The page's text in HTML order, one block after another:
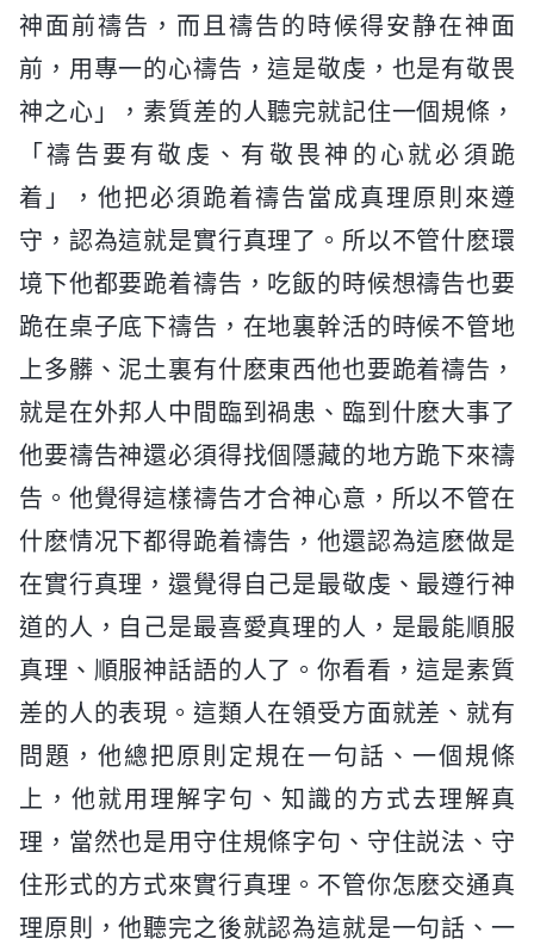
神面前禱告，而且禱告的時候得安静在神面
前，用專一的心禱告，這是敬虔，也是有敬畏
神之心」，素質差的人聽完就記住一個規條，
「禱告要有敬虔、有敬畏神的心就必須跪
着」，他把必須跪着禱告當成真理原則來遵
守，認為這就是實行真理了。所以不管什麽環
境下他都要跪着禱告，吃飯的時候想禱告也要
跪在桌子底下禱告，在地裏幹活的時候不管地
上多髒、泥土裏有什麽東西他也要跪着禱告，
就是在外邦人中間臨到禍患、臨到什麽大事了
他要禱告神還必須得找個隱藏的地方跪下來禱
告。他覺得這樣禱告才合神心意，所以不管在
什麽情况下都得跪着禱告，他還認為這麽做是
在實行真理，還覺得自己是最敬虔、最遵行神
道的人，自己是最喜愛真理的人，是最能順服
真理、順服神話語的人了。你看看，這是素質
差的人的表現。這類人在領受方面就差、就有
問題，他總把原則定規在一句話、一個規條
上，他就用理解字句、知識的方式去理解真
理，當然也是用守住規條字句、守住説法、守
住形式的方式來實行真理。不管你怎麽交通真
理原則，他聽完之後就認為這就是一句話、一